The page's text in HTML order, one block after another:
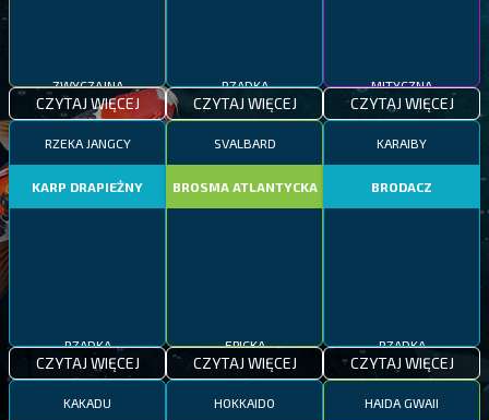
CZYTAJ WIĘCEJ CZYTAJ WIĘCEJ CZYTAJ WIĘCEJ
RZEKA JANGCY
KARP DRAPIEŻNY
CZYTAJ WIĘCEJ
SVALBARD
BROSMA ATLANTYCKA
CZYTAJ WIĘCEJ
KARAIBY
BRODACZ
CZYTAJ WIĘCEJ
KAKADU HOKKAIDO HAIDA GWAII